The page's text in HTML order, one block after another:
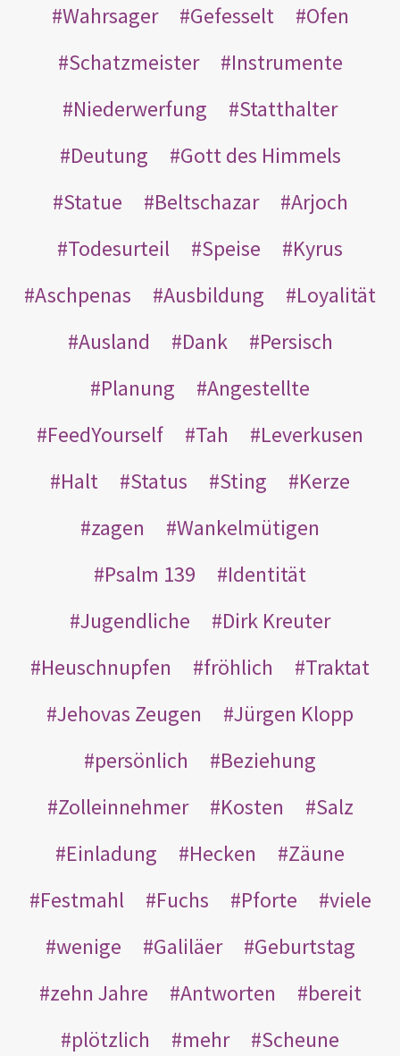
Wahrsager
Gefesselt
Ofen
Schatzmeister
Instrumente
Niederwerfung
Statthalter
Deutung
Gott des Himmels
Statue
Beltschazar
Arjoch
Todesurteil
Speise
Kyrus
Aschpenas
Ausbildung
Loyalität
Ausland
Dank
Persisch
Planung
Angestellte
FeedYourself
Tah
Leverkusen
Halt
Status Sting
Kerze
zagen
Wankelmütigen
Psalm 139
Identität
Jugendliche
Dirk Kreuter
Heuschnupfen
fröhlich
Traktat
Jehovas Zeugen
Jürgen Klopp
persönlich
Beziehung
Zolleinnehmer
Kosten
Salz
Einladung
Hecken
Zäune
Festmahl
Fuchs Pforte
viele
wenige
Galiläer
Geburtstag
zehn Jahre
Antworten
bereit
plötzlich
mehr Scheune